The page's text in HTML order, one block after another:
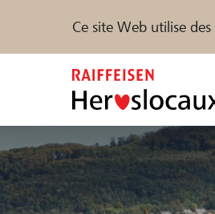
Ce site Web utilise
Parrainer Soutien